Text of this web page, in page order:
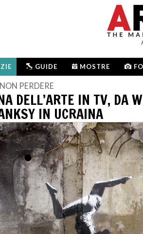
GUIDE MOSTRE
PERDERE
DELL’ARTE IN TV, DA
IN UCRAINA